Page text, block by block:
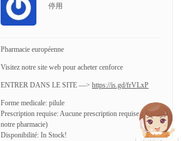
停用
Pharmacie européenne
Visitez notre site web pour acheter cenforce
ENTRER DANS LE SITE —> https://is.gd/frVLxP
Forme medicale: pilule
Prescription requise: Aucune prescription requise (dans
notre pharmacie)
Disponibilité: In Stock!